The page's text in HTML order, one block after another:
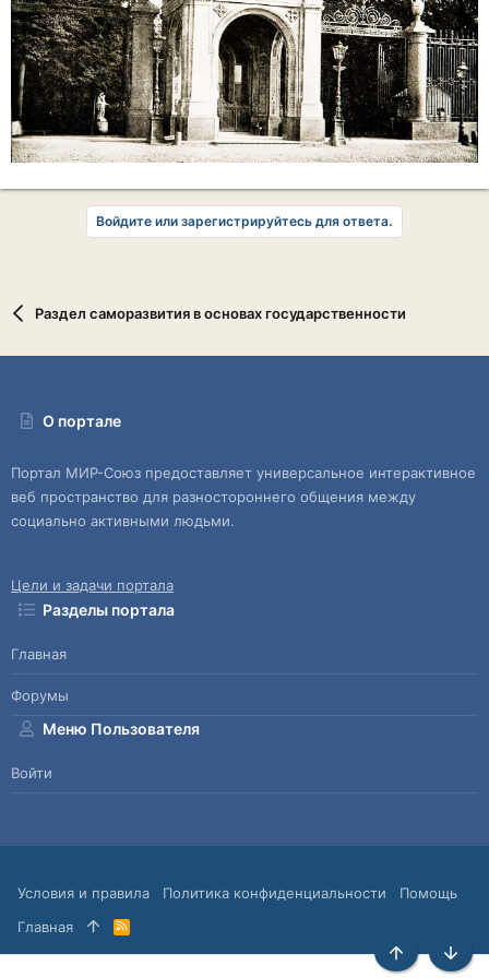
Войдите или зарегистрируйтесь для ответа.
Раздел саморазвития в основах государственности
О портале
Портал МИР-Союз предоставляет универсальное интерактивное
веб пространство для разностороннего общения между
социально активными людьми.
Цели и задачи портала
Разделы портала
Главная
Форумы
Меню Пользователя
Войти
Условия и правила Политика конфиденциальности
Помощь
Главная
R
S
Сверху Снизу